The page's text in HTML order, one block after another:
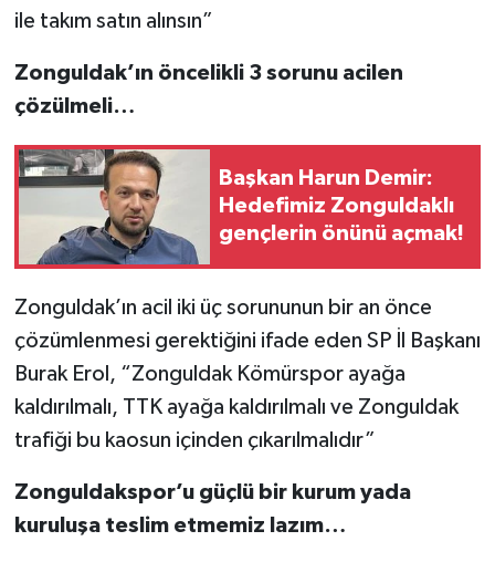
ile takım satın alınsın”
Zonguldak’ın öncelikli 3 sorunu acilen
çözülmeli…
Başkan Harun Demir:
Hedefimiz Zonguldaklı
gençlerin önünü açmak!
Zonguldak’ın acil iki üç sorununun bir an önce
çözümlenmesi gerektiğini ifade eden SP İl Başkanı
Burak Erol, “Zonguldak Kömürspor ayağa
kaldırılmalı, TTK ayağa kaldırılmalı ve Zonguldak
trafiği bu kaosun içinden çıkarılmalıdır”
Zonguldakspor’u güçlü bir kurum yada
kuruluşa teslim etmemiz lazım…